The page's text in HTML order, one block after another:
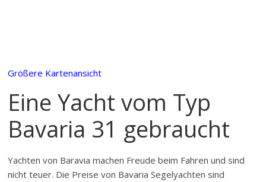
Größere Kartenansicht
Eine Yacht vom Typ
Bavaria 31 gebraucht
Yachten von Baravia machen Freude beim Fahren und sind
nicht teuer. Die Preise von Bavaria Segelyachten sind